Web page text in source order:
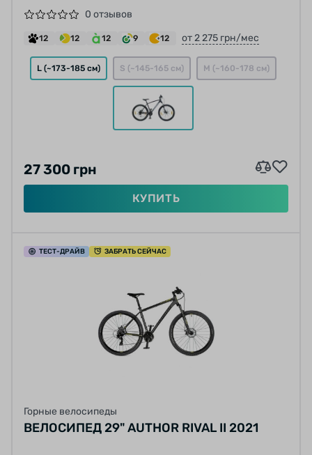
0 отзывов
12 12 12 9 12 от 2 275 грн/мес
L (~173-185 см) S (~145-165 см) M (~160-178 см)
27 300 грн
КУПИТЬ
ТЕСТ-ДРАЙВ ЗАБРАТЬ СЕЙЧАС
Горные велосипеды
ВЕЛОСИПЕД 29" AUTHOR RIVAL II 2021